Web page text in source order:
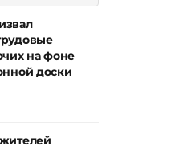
на фоне
доски